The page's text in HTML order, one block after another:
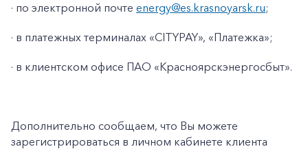
Заказать обратный звонок
Частным клиентам
· по электронной почте energy@es.krasnoyarsk.ru;
· в платежных терминалах «CITYPAY», «Платежка»;
· в клиентском офисе ПАО «Красноярскэнергосбыт».
Дополнительно сообщаем, что Вы можете
зарегистрироваться в личном кабинете клиента